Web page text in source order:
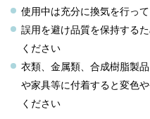
使用中は充分に換気を行っ
誤用を避け品質を保持する
ください
衣類、金属類、合成樹脂製
や家具等に付着すると変色
ください